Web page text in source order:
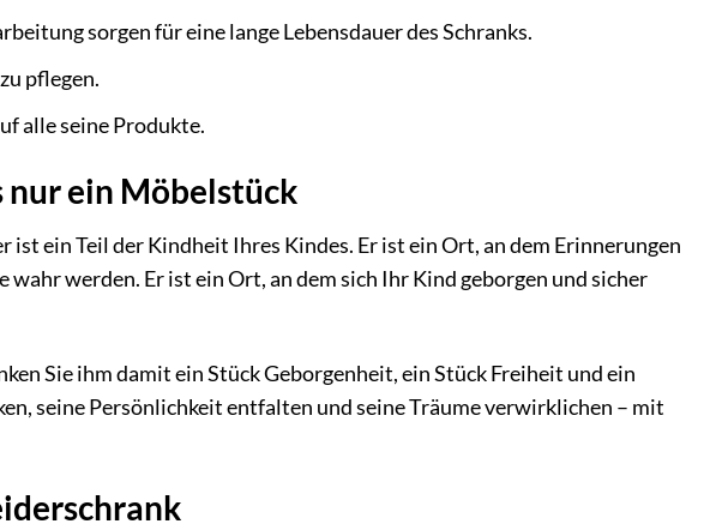
sorgen für eine lange Lebensdauer des Schranks.
pflegen.
alle seine Produkte.
nur ein Möbelstück
ein Teil der Kindheit Ihres Kindes. Er ist ein Ort, an dem Erinnerungen
werden. Er ist ein Ort, an dem sich Ihr Kind geborgen und sicher
Sie ihm damit ein Stück Geborgenheit, ein Stück Freiheit und ein
seine Persönlichkeit entfalten und seine Träume verwirklichen – mit